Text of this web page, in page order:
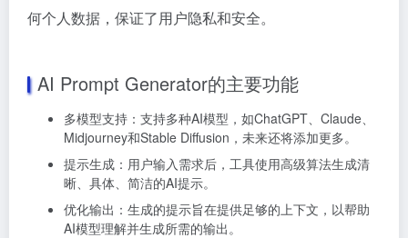
何个人数据，保证了用户隐私和安全。
AI Prompt Generator的主要功能
多模型支持：支持多种AI模型，如ChatGPT、Claude、
Midjourney和Stable Diffusion，未来还将添加更多。
提示生成：用户输入需求后，工具使用高级算法生成清
晰、具体、简洁的AI提示。
优化输出：生成的提示旨在提供足够的上下文，以帮助
AI模型理解并生成所需的输出。